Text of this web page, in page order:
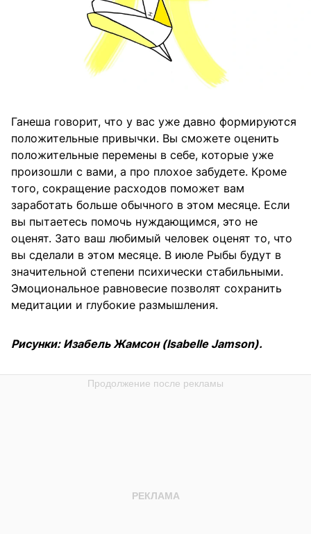
Ганеша говорит, что у вас уже давно формируются
положительные привычки. Вы сможете оценить
положительные перемены в себе, которые уже
произошли с вами, а про плохое забудете. Кроме
того, сокращение расходов поможет вам
заработать больше обычного в этом месяце. Если
вы пытаетесь помочь нуждающимся, это не
оценят. Зато ваш любимый человек оценят то, что
вы сделали в этом месяце. В июле Рыбы будут в
значительной степени психически стабильными.
Эмоциональное равновесие позволят сохранить
медитации и глубокие размышления.
Рисунки: Изабель Жамсон (Isabelle Jamson).